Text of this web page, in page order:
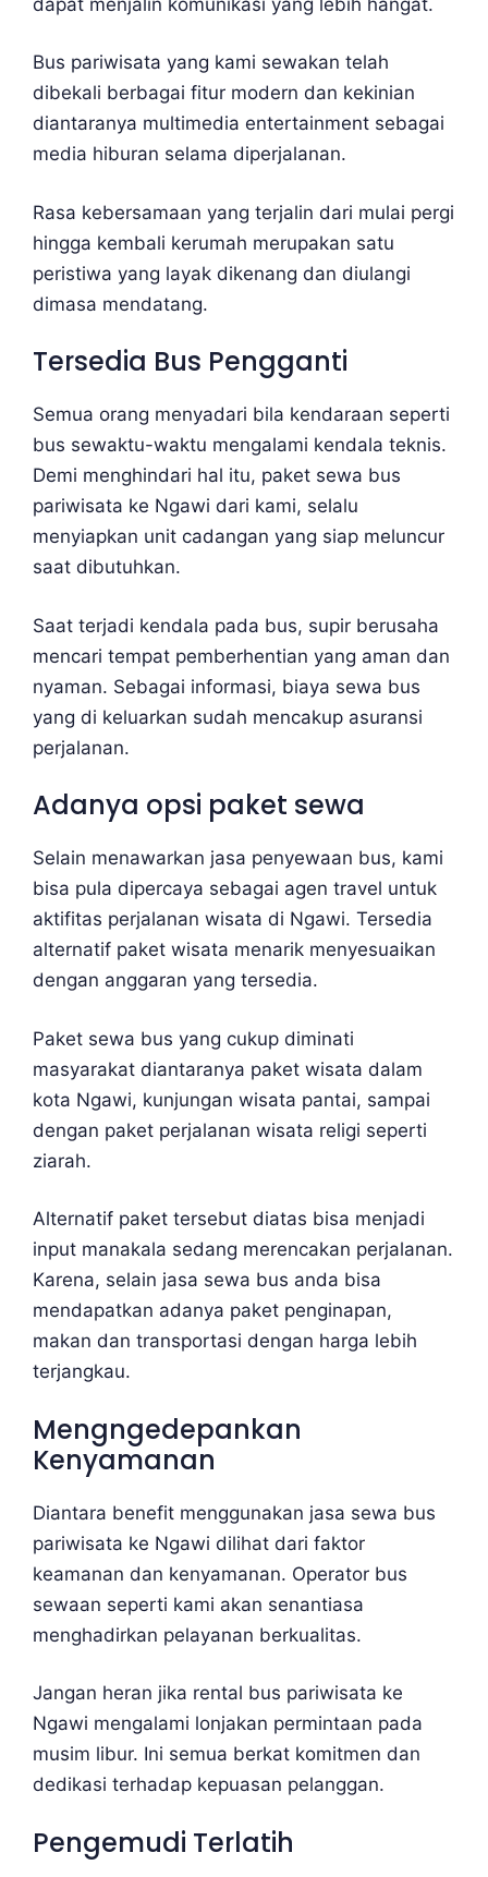
Bus pariwisata yang kami sewakan telah
dibekali berbagai fitur modern dan kekinian
diantaranya multimedia entertainment sebagai
media hiburan selama diperjalanan.
Rasa kebersamaan yang terjalin dari mulai pergi
hingga kembali kerumah merupakan satu
peristiwa yang layak dikenang dan diulangi
dimasa mendatang.
Tersedia Bus Pengganti
Semua orang menyadari bila kendaraan seperti
bus sewaktu-waktu mengalami kendala teknis.
Demi menghindari hal itu, paket sewa bus
pariwisata ke Ngawi dari kami, selalu
menyiapkan unit cadangan yang siap meluncur
saat dibutuhkan.
Saat terjadi kendala pada bus, supir berusaha
mencari tempat pemberhentian yang aman dan
nyaman. Sebagai informasi, biaya sewa bus
yang di keluarkan sudah mencakup asuransi
perjalanan.
Adanya opsi paket sewa
Selain menawarkan jasa penyewaan bus, kami
bisa pula dipercaya sebagai agen travel untuk
aktifitas perjalanan wisata di Ngawi. Tersedia
alternatif paket wisata menarik menyesuaikan
dengan anggaran yang tersedia.
Paket sewa bus yang cukup diminati
masyarakat diantaranya paket wisata dalam
kota Ngawi, kunjungan wisata pantai, sampai
dengan paket perjalanan wisata religi seperti
ziarah.
Alternatif paket tersebut diatas bisa menjadi
input manakala sedang merencakan perjalanan.
Karena, selain jasa sewa bus anda bisa
mendapatkan adanya paket penginapan,
makan dan transportasi dengan harga lebih
terjangkau.
Mengngedepankan
Kenyamanan
Diantara benefit menggunakan jasa sewa bus
pariwisata ke Ngawi dilihat dari faktor
keamanan dan kenyamanan. Operator bus
sewaan seperti kami akan senantiasa
menghadirkan pelayanan berkualitas.
Jangan heran jika rental bus pariwisata ke
Ngawi mengalami lonjakan permintaan pada
musim libur. Ini semua berkat komitmen dan
dedikasi terhadap kepuasan pelanggan.
Pengemudi Terlatih